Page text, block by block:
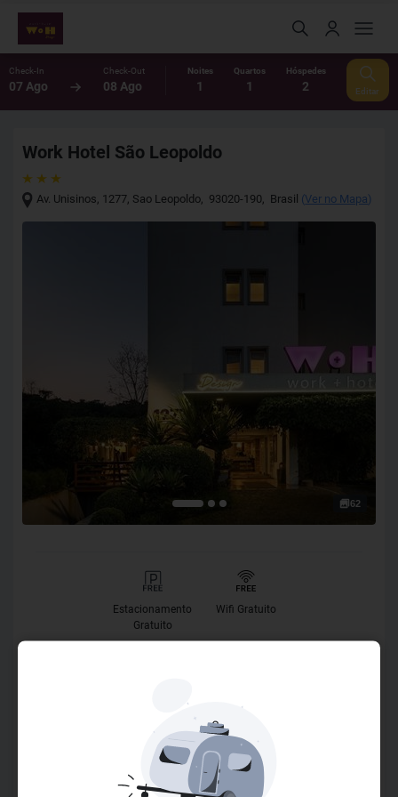
Check-In
07 Ago
Check-Out
08 Ago
Noites
1
Quartos
1
Hóspedes
2 Editar
Work Hotel São Leopoldo
Av. Unisinos, 1277, Sao Leopoldo, 93020-190, Brasil (Ver no Mapa)
62
Estacionamento
Gratuito
Wifi Gratuito
O Work + Hotel foi planejado para atender seus hóspedes
de forma diferenciada. Está localizado em São Leopoldo,
próximo a Novo Hamburgo e Porto Alegre, bem em frente à